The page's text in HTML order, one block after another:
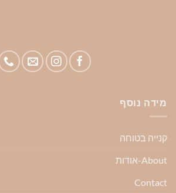
מידה נוסף
קנייה בטוחה
About-אודות
Contact